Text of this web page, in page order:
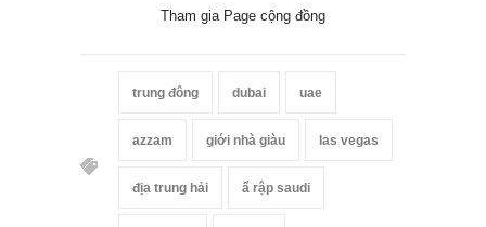
Tham gia Page cộng đồng
trung đông dubai uae
azzam giới nhà giàu las vegas
địa trung hải ẩ rập saudi